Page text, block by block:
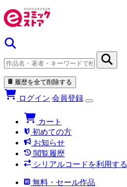
履歴を全て削除する
ログイン 会員登録
カート
初めての方
お知らせ
閲覧履歴
シリアルコードを利用する
無料・セール作品